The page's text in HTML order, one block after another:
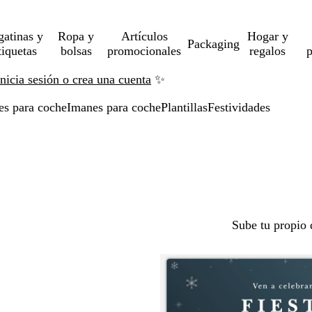
y
Ropa y
bolsas
Artículos
promocionales
Packaging
Hogar y
regalos
sesión o crea una cuenta ✨
para cocheImanes para cochePlantillasFestividades
Sube tu propio